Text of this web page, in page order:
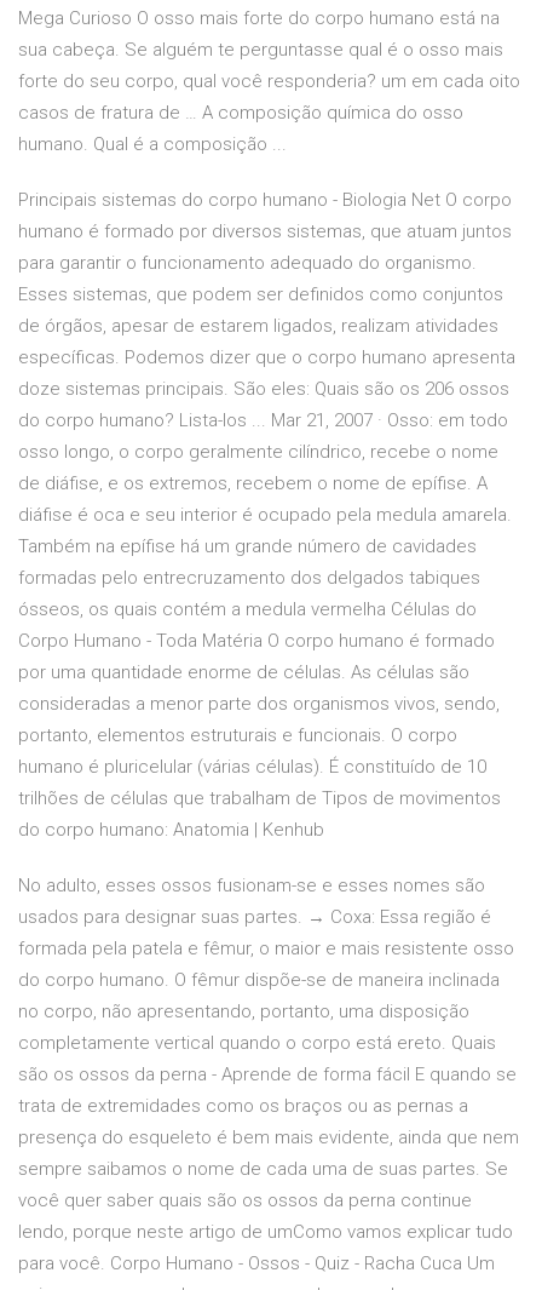
Mega Curioso O osso mais forte do corpo humano está na
sua cabeça. Se alguém te perguntasse qual é o osso mais
forte do seu corpo, qual você responderia? um em cada oito
casos de fratura de … A composição química do osso
humano. Qual é a composição ...
Principais sistemas do corpo humano - Biologia Net O corpo
humano é formado por diversos sistemas, que atuam juntos
para garantir o funcionamento adequado do organismo.
Esses sistemas, que podem ser definidos como conjuntos
de órgãos, apesar de estarem ligados, realizam atividades
específicas. Podemos dizer que o corpo humano apresenta
doze sistemas principais. São eles: Quais são os 206 ossos
do corpo humano? Lista-los ... Mar 21, 2007 · Osso: em todo
osso longo, o corpo geralmente cilíndrico, recebe o nome
de diáfise, e os extremos, recebem o nome de epífise. A
diáfise é oca e seu interior é ocupado pela medula amarela.
Também na epífise há um grande número de cavidades
formadas pelo entrecruzamento dos delgados tabiques
ósseos, os quais contém a medula vermelha Células do
Corpo Humano - Toda Matéria O corpo humano é formado
por uma quantidade enorme de células. As células são
consideradas a menor parte dos organismos vivos, sendo,
portanto, elementos estruturais e funcionais. O corpo
humano é pluricelular (várias células). É constituído de 10
trilhões de células que trabalham de Tipos de movimentos
do corpo humano: Anatomia | Kenhub
No adulto, esses ossos fusionam-se e esses nomes são
usados para designar suas partes. → Coxa: Essa região é
formada pela patela e fêmur, o maior e mais resistente osso
do corpo humano. O fêmur dispõe-se de maneira inclinada
no corpo, não apresentando, portanto, uma disposição
completamente vertical quando o corpo está ereto. Quais
são os ossos da perna - Aprende de forma fácil E quando se
trata de extremidades como os braços ou as pernas a
presença do esqueleto é bem mais evidente, ainda que nem
sempre saibamos o nome de cada uma de suas partes. Se
você quer saber quais são os ossos da perna continue
lendo, porque neste artigo de umComo vamos explicar tudo
para você. Corpo Humano - Ossos - Quiz - Racha Cuca Um